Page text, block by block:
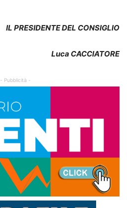
IL PRESIDENTE DEL CONSIGLIO
Luca CACCIATORE
- Pubblicità -